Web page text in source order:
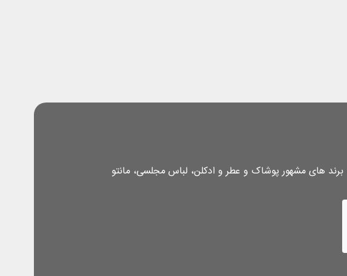
های مشهور پوشاک و عطر و ادکلن، لباس مجلسی، مانتو